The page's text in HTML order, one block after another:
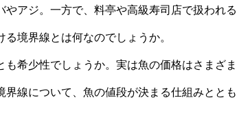
アジ。一方で、料亭や高級寿司店で扱われ
境界線とは何なのでしょうか。
希少性でしょうか。実は魚の価格はさまざ
線について、魚の値段が決まる仕組みとと